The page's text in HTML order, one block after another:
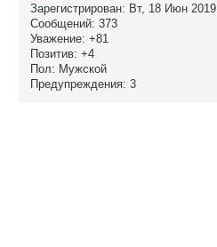
Зарегистрирован: Вт, 18 Июн 2019
Сообщений: 373
Уважение: +81
Позитив: +4
Пол: Мужской
Предупреждения: 3